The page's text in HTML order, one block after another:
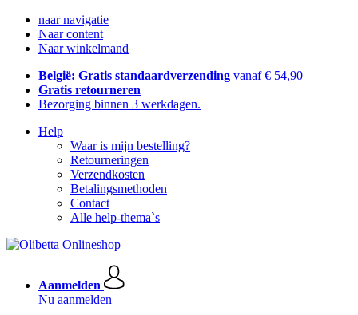
naar navigatie
Naar content
Naar winkelmand
België: Gratis standaardverzending vanaf € 54,90
Gratis retourneren
Bezorging binnen 3 werkdagen.
Help
Waar is mijn bestelling?
Retourneringen
Verzendkosten
Betalingsmethoden
Contact
Alle help-thema`s
Aanmelden
Nu aanmelden